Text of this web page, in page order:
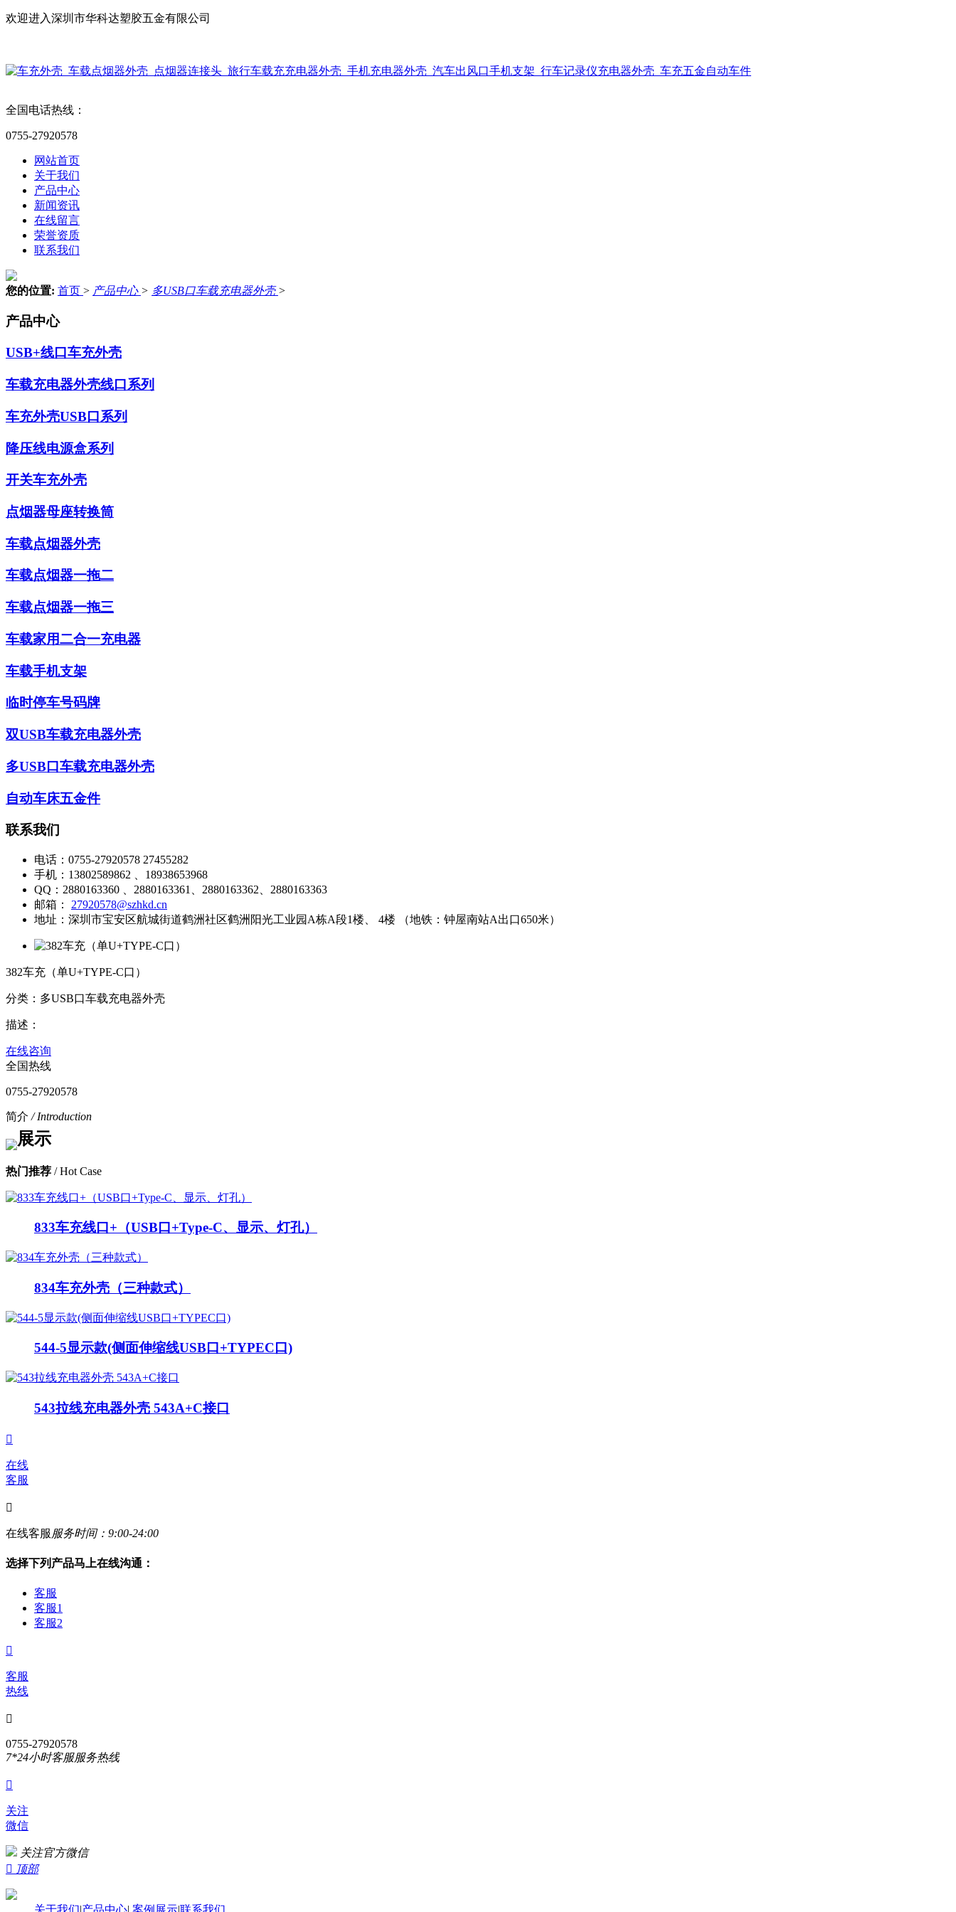
欢迎进入深圳市华科达塑胶五金有限公司
全国电话热线：
0755-27920578
网站首页
关于我们
产品中心
新闻资讯
在线留言
荣誉资质
联系我们
您的位置: 首页 > 产品中心 > 多USB口车载充电器外壳>
产品中心
USB+线口车充外壳
车载充电器外壳线口系列
车充外壳USB口系列
降压线电源盒系列
开关车充外壳
点烟器母座转换筒
车载点烟器外壳
车载点烟器一拖二
车载点烟器一拖三
车载家用二合一充电器
车载手机支架
临时停车号码牌
双USB车载充电器外壳
多USB口车载充电器外壳
自动车床五金件
联系我们
电话： 0755-27920578 27455282
手机： 13802589862 、18938653968
QQ： 2880163360 、2880163361、2880163362、2880163363
邮箱：
27920578@szhkd.cn
地址： 深圳市宝安区航城街道鹤洲社区鹤洲阳光工业园A栋A段1楼、 4楼 （地铁：钟屋南站A出口650米）
382车充（单U+TYPE-C口）
分类：多USB口车载充电器外壳
描述：
在线咨询
全国热线
0755-27920578
简介 / Introduction
热门推荐 / Hot Case
833车充线口+（USB口+Type-C、显示、灯孔）
834车充外壳（三种款式）
544-5显示款(侧面伸缩线USB口+TYPEC口)
543拉线充电器外壳 543A+C接口

在线
客服

在线客服 服务时间：9:00-24:00
选择下列产品马上在线沟通：
客服
客服1
客服2

客服
热线

0755-27920578
7*24小时客服服务热线

关注
微信
关注官方微信
 顶部
关于我们|产品中心| 案例展示|联系我们